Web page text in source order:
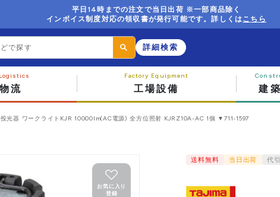
平日14時までの注文で当日出荷 ※一部商品除く
インボイス制度対応の領収書が発行可能です。詳しくはこちら
詳細検索
流 工場設備 建
投光器 ワークライトKJR 10000lm(AC電源) 全方位照射 KJRZ10A-AC 1個 ▼711-1597
お気に入り
登録
送料無料 当日出荷 代